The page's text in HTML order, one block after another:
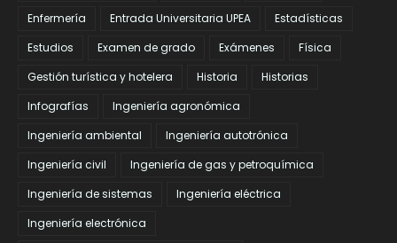
Enfermería
Entrada Universitaria UPEA
Estadísticas
Estudios
Examen de grado Exámenes
Física
Gestión turística y hotelera
Historia
Historias
Infografías
Ingeniería agronómica
Ingeniería ambiental
Ingeniería autotrónica
Ingeniería civil
Ingeniería de gas y petroquímica
Ingeniería de sistemas
Ingeniería eléctrica
Ingeniería electrónica